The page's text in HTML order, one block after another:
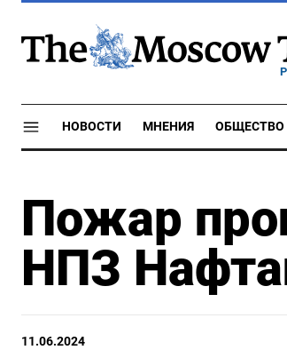
НОВОСТИ МНЕНИЯ ОБЩЕСТВО
Пожар
НПЗ
11.06.2024